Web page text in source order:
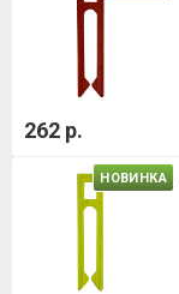
262 р.
НОВИНКА